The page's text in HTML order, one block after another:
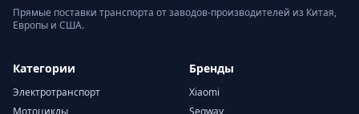
Прямые поставки транспорта от заводов-производителей из Китая,
Европы и США.
Категории
Электротранспорт
Мотоциклы
Бренды
Xiaomi
Segway